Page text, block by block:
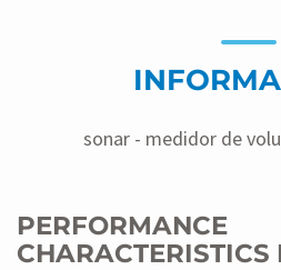
equipamento de medição
continuamente os sinais
volume em termos de
pulsos – desta forma, o
também pode ser instalado em
sonar - medidor de
PERFORMANCE